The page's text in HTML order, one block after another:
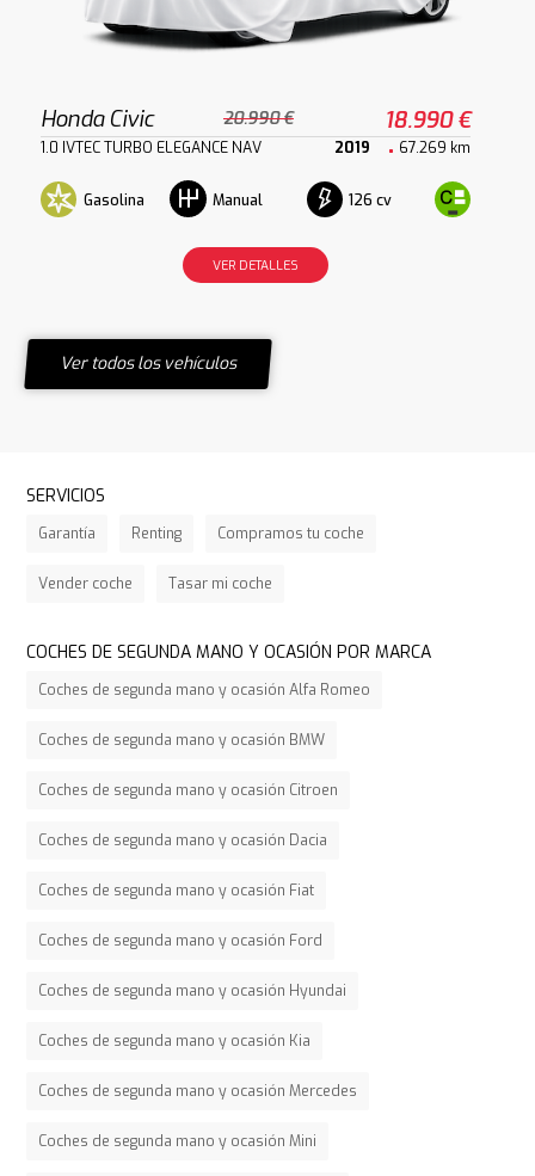
Honda Civic 20.990 € 18.990 €
1.0 IVTEC TURBO ELEGANCE NAV 2019 67.269 km
Gasolina Manual 126 cv
VER DETALLES
Ver todos los vehículos
SERVICIOS
Garantía Renting Compramos tu coche
Vender coche Tasar mi coche
COCHES DE SEGUNDA MANO Y OCASIÓN POR MARCA
Coches de segunda mano y ocasión Alfa Romeo
Coches de segunda mano y ocasión BMW
Coches de segunda mano y ocasión Citroen
Coches de segunda mano y ocasión Dacia
Coches de segunda mano y ocasión Fiat
Coches de segunda mano y ocasión Ford
Coches de segunda mano y ocasión Hyundai
Coches de segunda mano y ocasión Kia
Coches de segunda mano y ocasión Mercedes
Coches de segunda mano y ocasión Mini